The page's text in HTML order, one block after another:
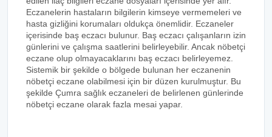
Eczanelerin hastaların bilgilerin kimseye vermemeleri ve
hasta gizliğini korumaları oldukça önemlidir. Eczaneler
içerisinde baş eczacı bulunur. Baş eczacı çalışanların izin
günlerini ve çalışma saatlerini belirleyebilir. Ancak nöbetçi
eczane olup olmayacaklarını baş eczacı belirleyemez.
Sistemik bir şekilde o bölgede bulunan her eczanenin
nöbetçi eczane olabilmesi için bir düzen kurulmuştur. Bu
şekilde Çumra sağlık eczaneleri de belirlenen günlerinde
nöbetçi eczane olarak fazla mesai yapar.